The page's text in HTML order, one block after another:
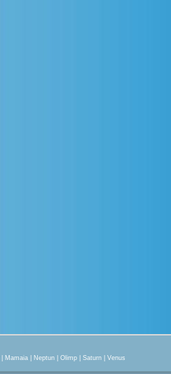
Mamaia Neptun Olimp Saturn Venus